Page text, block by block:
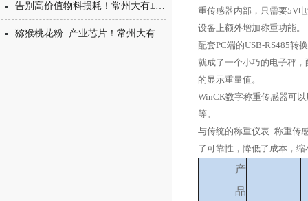
告别高价值物料损耗！常州大有±0.001g西林瓶分装，让每一毫克都物尽其用
猕猴桃花粉=产业芯片！常州大有花粉分装机，守住每一克“植物黄金”的价值
重传感器内部，只需要5V
设备上额外增加称重功能。
配套PC端的USB-RS485转
就成了一个小巧的电子秤，
的显示重量值。
WinCK数字称重传感器可
等。
与传统的称重仪表+称重传
了可靠性，降低了成本，
产
品